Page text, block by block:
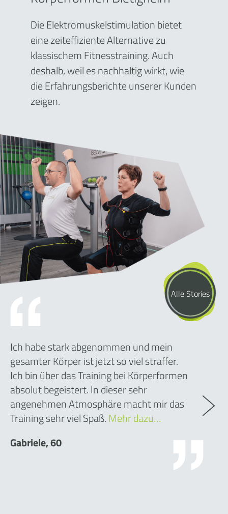
Die Elektromuskelstimulation bietet
eine zeiteffiziente Alternative zu
klassischem Fitnesstraining. Auch
deshalb, weil es nachhaltig wirkt, wie
die Erfahrungsberichte unserer Kunden
zeigen.
Alle Stories
Ich habe stark abgenommen und mein
gesamter Körper ist jetzt so viel straffer.
Ich bin über das Training bei Körperformen
absolut begeistert. In dieser sehr
angenehmen Atmosphäre macht mir das
Training sehr viel Spaß.Mehr dazu…
Gabriele, 60